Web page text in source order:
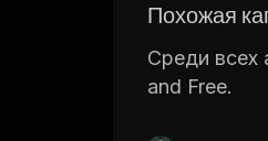
Похожая
Среди всех
and Free.